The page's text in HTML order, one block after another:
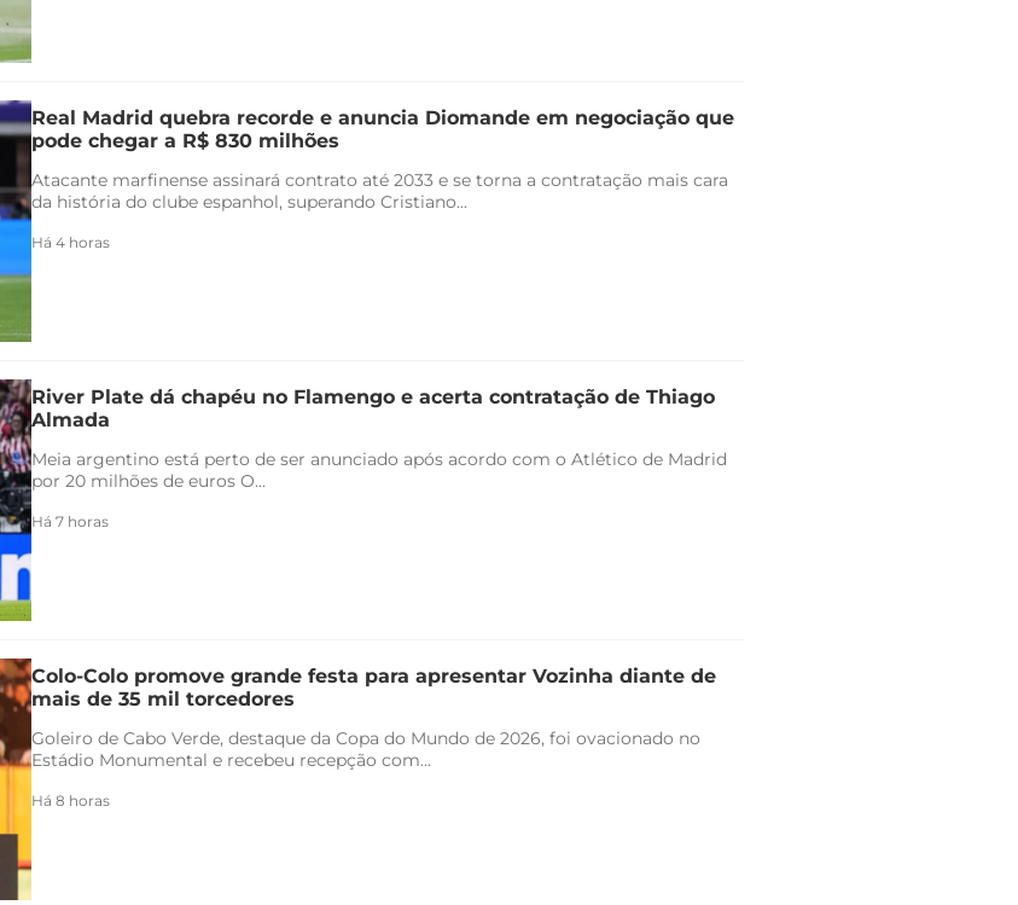
Real Madrid quebra recorde e anuncia Diomande em negociação que
pode chegar a R$ 830 milhões
Atacante marfinense assinará contrato até 2033 e se torna a contratação mais cara
da história do clube espanhol, superando Cristiano...
Há 4 horas
River Plate dá chapéu no Flamengo e acerta contratação de Thiago
Almada
Meia argentino está perto de ser anunciado após acordo com o Atlético de Madrid
por 20 milhões de euros O...
Há 7 horas
Colo-Colo promove grande festa para apresentar Vozinha diante de
mais de 35 mil torcedores
Goleiro de Cabo Verde, destaque da Copa do Mundo de 2026, foi ovacionado no
Estádio Monumental e recebeu recepção com...
Há 8 horas